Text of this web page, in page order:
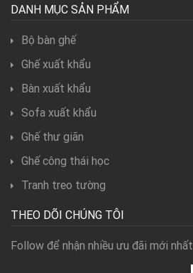
DANH MỤC SẢN PHẨM
Bộ bàn ghế
Ghế xuất khẩu
Bàn xuất khẩu
Sofa xuất khẩu
Ghế thư giãn
Ghế công thái học
Tranh treo tường
THEO DÕI CHÚNG TÔI
Follow để nhận nhiều ưu đãi mới nhất